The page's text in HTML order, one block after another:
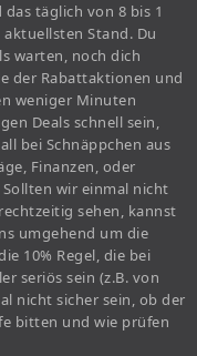
täglich von 8 bis 1
Stand. Du
warten, noch dich
der Rabattaktionen und
weniger Minuten
Deals schnell sein,
bei Schnäppchen aus
Finanzen, oder
Sollten wir einmal nicht
sehen, kannst
umgehend um die
10% Regel, die bei
seriös sein (z.B. von
nicht sicher sein, ob der
bitten und wie prüfen